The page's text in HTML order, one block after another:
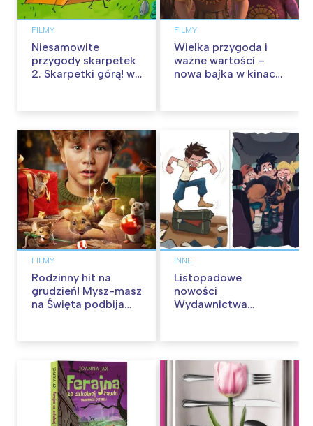
FILMY
Niesamowite
przygody skarpetek
2. Skarpetki górą! w
FILMY
Wielka przygoda i
ważne wartości –
nowa bajka w kinach
FILMY
Rodzinny hit na
grudzień! Mysz-masz
na Święta podbija
INNE
Listopadowe
nowości
Wydawnictwa